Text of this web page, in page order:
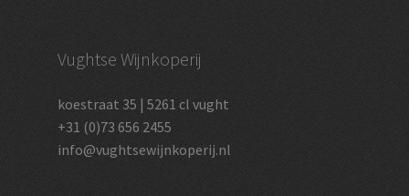
Vughtse Wijnkoperij
koestraat 35 | 5261 cl vught
+31 (0)73 656 2455
info@vughtsewijnkoperij.nl